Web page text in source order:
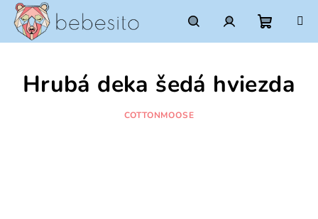
Prejsť
obsah
HľadaťPrihlásenie
košík
Hrubá deka šedá hviezda
COTTONMOOSE